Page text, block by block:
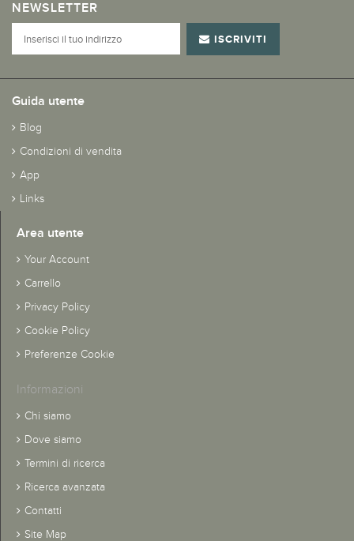
NEWSLETTER
ISCRIVITI
Guida utente
Blog
Condizioni di vendita
App
Links
Area utente
Your Account
Carrello
Privacy Policy
Cookie Policy
Preferenze Cookie
Informazioni
Chi siamo
Dove siamo
Termini di ricerca
Ricerca avanzata
Contatti
Site Map